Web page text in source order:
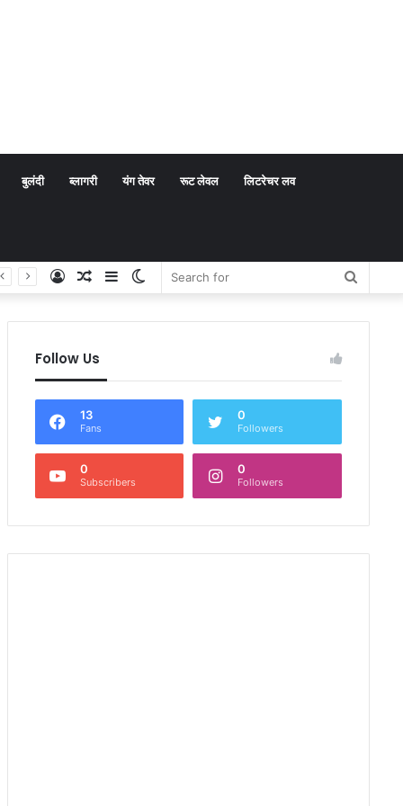
बुलंदी ब्लागरी यंग तेवर रूट लेवल लिटरेचर लव
Switch
Sidebar
Random
Log
Follow Us
13
Fans
0
Followers
0
Subscribers
0
Followers